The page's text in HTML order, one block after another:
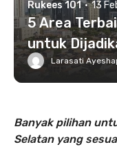
Rukees 101 · 13
5 Area
untuk
Larasati
Banyak pilihan
Selatan yang